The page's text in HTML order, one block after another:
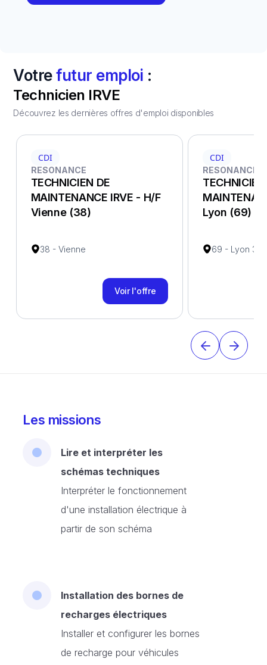
Votrefutur emploi :
Technicien IRVE
Découvrez les dernières offres d'emploi disponibles
CDI
RESONANCE
TECHNICIEN DE
MAINTENANCE IRVE - H/F
Vienne (38)
38 - Vienne
Voir l'offre
CDI
RESONANCE
Lyon (69)
69 - Lyon 3e
Les missions
Lire et interpréter les
schémas techniques
Interpréter le fonctionnement
d'une installation électrique à
partir de son schéma
Installation des bornes de
recharges électriques
Installer et configurer les bornes
de recharge pour véhicules